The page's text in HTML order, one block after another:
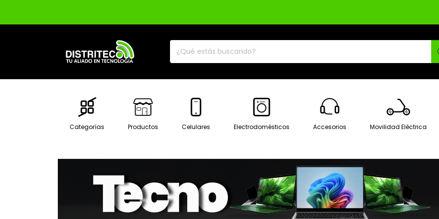
Categorías Productos Celulares Electrodomésticos Accesorios Movilidad Eléctrica